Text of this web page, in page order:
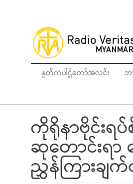
နှုတ်ကပါဌ်တော်အလင်း ဘ
ကိုရိုနာဗိုင်းရ
ဆုတောင်းရာ
ညွှန်ကြားချက်